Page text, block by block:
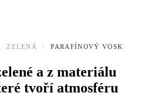
ZELENÁ › PARAFÍNOVÝ VOSK
a z materiálu
tvoří atmosféru